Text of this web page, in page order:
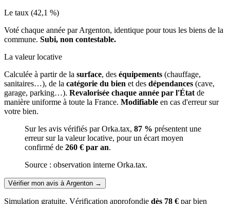
Le taux (42,1 %)
Voté chaque année par Argenton, identique pour tous les biens de la
commune. Subi, non contestable.
La valeur locative
Calculée à partir de la surface, des équipements (chauffage,
sanitaires…), de la catégorie du bien et des dépendances (cave,
garage, parking…). Revalorisée chaque année par l'État de
manière uniforme à toute la France. Modifiable en cas d'erreur sur
votre bien.
Sur les avis vérifiés par Orka.tax, 87 % présentent une
erreur sur la valeur locative, pour un écart moyen
confirmé de 260 € par an.
Source : observation interne Orka.tax.
Vérifier mon avis à Argenton →
Simulation gratuite. Vérification approfondie dès 78 € par bien